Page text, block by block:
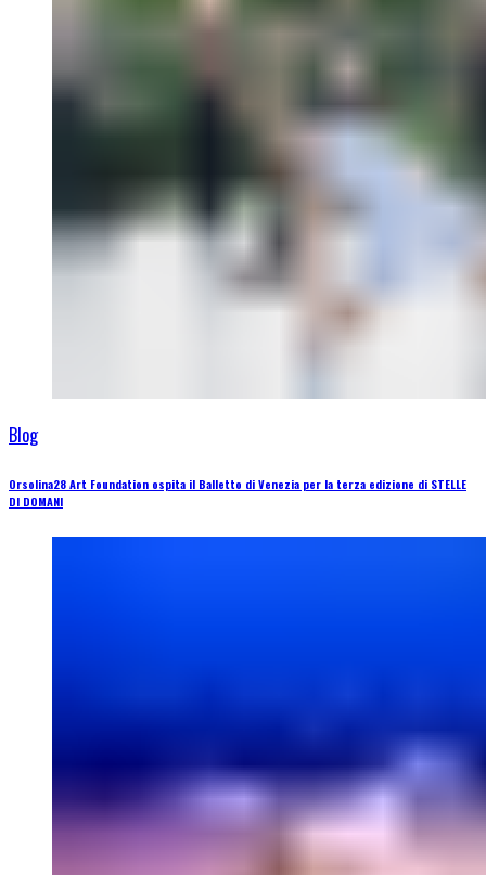
Blog
Orsolina28 Art Foundation ospita il Balletto di Venezia per la terza edizione di STELLE
DI DOMANI